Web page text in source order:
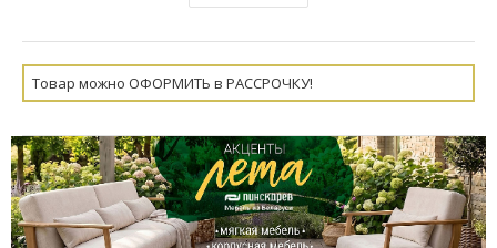
Товар можно ОФОРМИТЬ в РАССРОЧКУ!